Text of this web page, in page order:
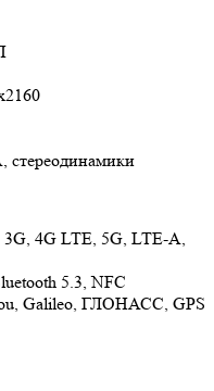
стереодинамики
3G, 4G LTE, 5G, LTE-A,
5.3, NFC
Galileo, ГЛОНАСС, GPS